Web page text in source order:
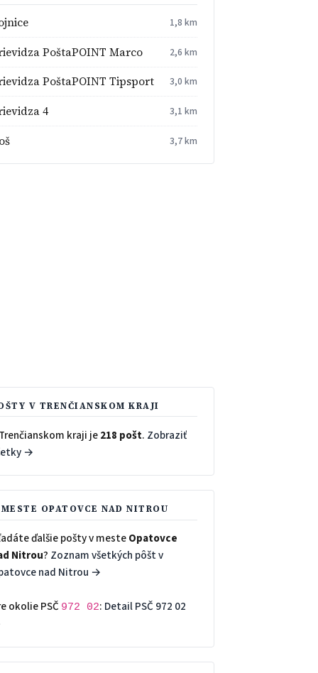
1,8 km
PoštaPOINT Marco 2,6 km
PoštaPOINT Tipsport 3,0 km
4 3,1 km
3,7 km
V TRENČIANSKOM KRAJI
kraji je218 pošt. Zobraziť
→
OPATOVCE NAD NITROU
ďalšie pošty v mesteOpatovce
Nitrou? Zoznam všetkých pôšt v
nad Nitrou →
okolie PSČ 972 02: Detail PSČ 972 02